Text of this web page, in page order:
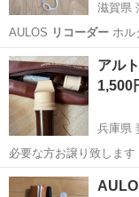
滋賀県
AULOS リコーダーホル
からぶら下げ…
滋賀 蒲生郡 ア
アル
1,500
兵庫県
必要な方お譲り致します
使わないままです
兵庫 姫路市